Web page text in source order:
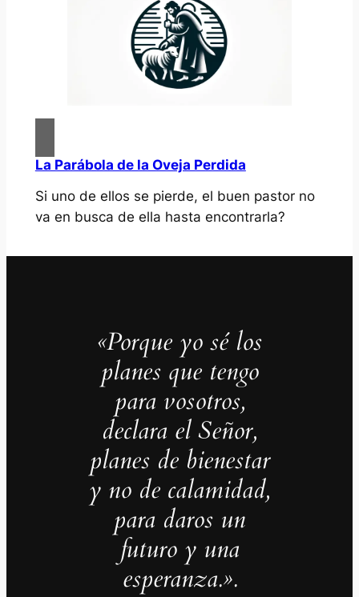
La Parábola de la Oveja Perdida
Si uno de ellos se pierde, el buen pastor no
va en busca de ella hasta encontrarla?
«Porque yo sé los
planes que tengo
para vosotros,
declara el Señor,
planes de bienestar
y no de calamidad,
para daros un
futuro y una
esperanza.».